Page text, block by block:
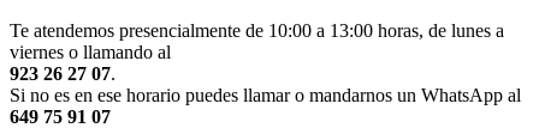
Te atendemos presencialmente de 10:00 a 13:00 horas, de lunes a
viernes o llamando al
923 26 27 07.
Si no es en ese horario puedes llamar o mandarnos un WhatsApp al
649 75 91 07